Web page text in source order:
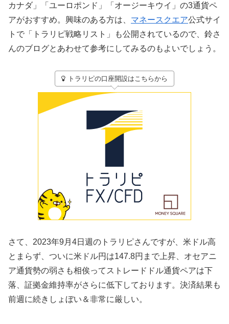
カナダ」「ユーロポンド」「オージーキウイ」の3通貨ペ
アがおすすめ。興味のある方は、 マネースクエア公式サイ
トで「トラリピ戦略リスト」も公開されているので、鈴さ
んのブログとあわせて参考にしてみるのもよいでしょう。
トラリピの口座開設はこちらから
さて、2023年9月4日週のトラリピさんですが、米ドル高
とまらず、ついに米ドル円は147.8円まで上昇、オセアニ
ア通貨勢の弱さも相俟ってストレードドル通貨ペアは下
落、証拠金維持率がさらに低下しております。決済結果も
前週に続きしょぼい＆非常に厳しい。